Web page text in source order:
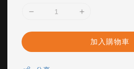
加入購物車